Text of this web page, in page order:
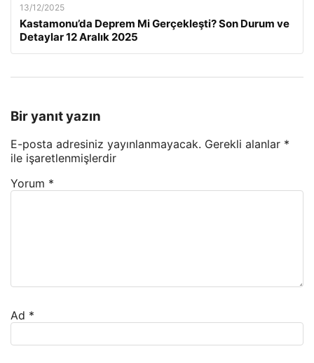
13/12/2025
Kastamonu’da Deprem Mi Gerçekleşti? Son Durum ve
Detaylar 12 Aralık 2025
Bir yanıt yazın
E-posta adresiniz yayınlanmayacak. Gerekli alanlar *
ile işaretlenmişlerdir
Yorum *
Ad *